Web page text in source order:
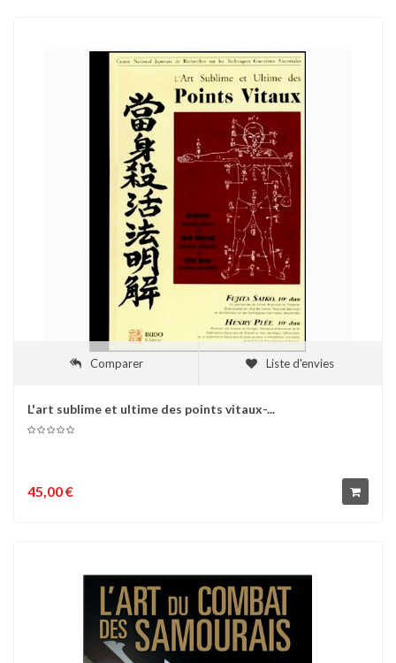
Comparer Liste d'envies
L'art sublime et ultime des points vitaux-...
45,00 €